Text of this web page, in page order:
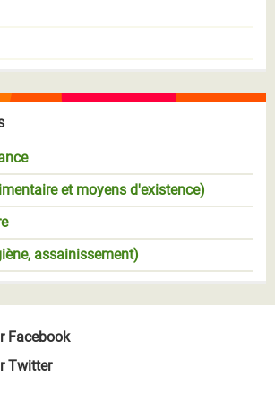
et moyens d'existence)
assainissement)
Facebook
Twitter